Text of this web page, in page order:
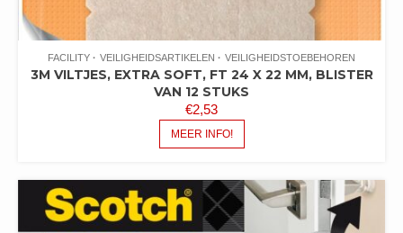
FACILITY VEILIGHEIDSARTIKELEN VEILIGHEIDSTOEBEHOREN
3M VILTJES, EXTRA SOFT, FT 24 X 22 MM, BLISTER
VAN 12 STUKS
€2,53
MEER INFO!